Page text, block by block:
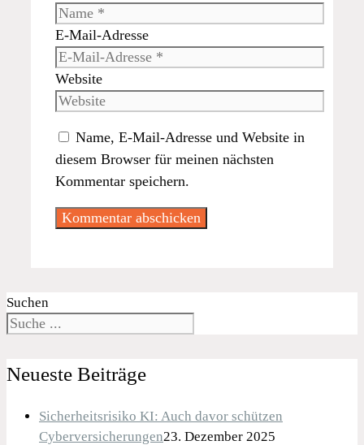
E-Mail-Adresse
Website
Name, E-Mail-Adresse und Website in
diesem Browser für meinen nächsten
Kommentar speichern.
Suchen
Neueste Beiträge
Sicherheitsrisiko KI: Auch davor schützen
Cyberversicherungen23. Dezember 2025